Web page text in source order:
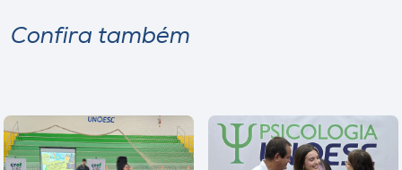
Confira também